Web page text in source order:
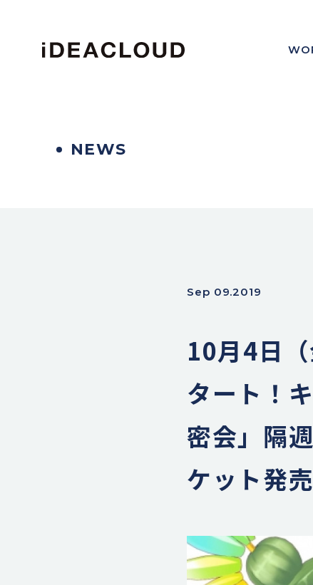
NEWS
Sep 09.2019
10月4日
タート！
密会」隔
ケット発